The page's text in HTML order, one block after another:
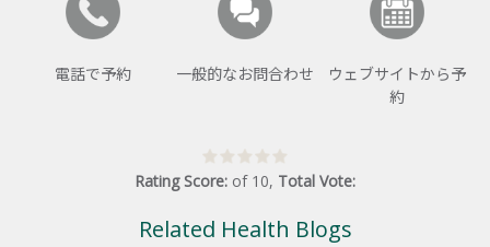
電話で予約 一般的なお問合わせ
ウェブサイトから予
約
Rating Score: of 10, Total Vote:
Related Health Blogs